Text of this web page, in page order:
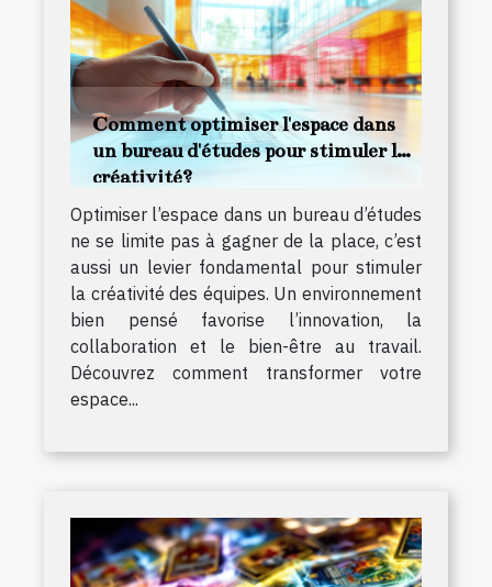
Comment optimiser l'espace dans
un bureau d'études pour stimuler la
créativité?
Optimiser l’espace dans un bureau d’études
ne se limite pas à gagner de la place, c’est
aussi un levier fondamental pour stimuler
la créativité des équipes. Un environnement
bien pensé favorise l’innovation, la
collaboration et le bien-être au travail.
Découvrez comment transformer votre
espace...